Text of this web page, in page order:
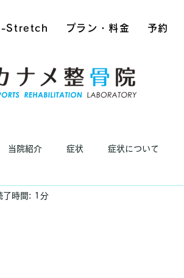
Stretch プラン・料金 予約
当院紹介 症状 症状について
了時間: 1分